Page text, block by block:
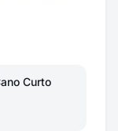
Curto